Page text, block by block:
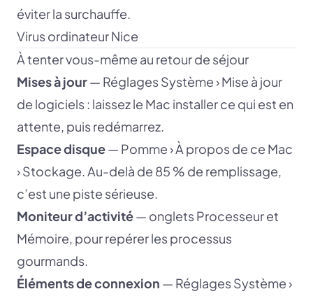
éviter la surchauffe.
Virus ordinateur Nice
À tenter vous-même au retour de séjour
Mises à jour— Réglages Système › Mise à jour
de logiciels : laissez le Mac installer ce qui est en
attente, puis redémarrez.
Espace disque— Pomme › À propos de ce Mac
› Stockage. Au-delà de 85 % de remplissage,
c’est une piste sérieuse.
Moniteur d’activité— onglets Processeur et
Mémoire, pour repérer les processus
gourmands.
Éléments de connexion — Réglages Système ›